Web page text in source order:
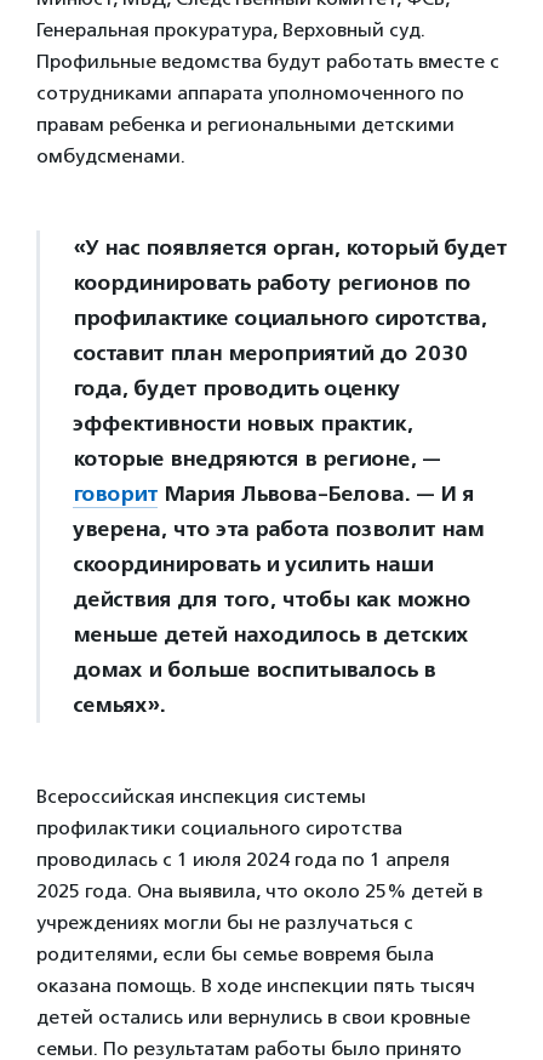
Генеральная прокуратура, Верховный суд.
Профильные ведомства будут работать вместе с
сотрудниками аппарата уполномоченного по
правам ребенка и региональными детскими
омбудсменами.
«У нас появляется орган, который будет
координировать работу регионов по
профилактике социального сиротства,
составит план мероприятий до 2030
года, будет проводить оценку
эффективности новых практик,
которые внедряются в регионе, —
говорит Мария Львова-Белова. — И я
уверена, что эта работа позволит нам
скоординировать и усилить наши
действия для того, чтобы как можно
меньше детей находилось в детских
домах и больше воспитывалось в
семьях».
Всероссийская инспекция системы
профилактики социального сиротства
проводилась с 1 июля 2024 года по 1 апреля
2025 года. Она выявила, что около 25% детей в
учреждениях могли бы не разлучаться с
родителями, если бы семье вовремя была
оказана помощь. В ходе инспекции пять тысяч
детей остались или вернулись в свои кровные
семьи. По результатам работы было принято